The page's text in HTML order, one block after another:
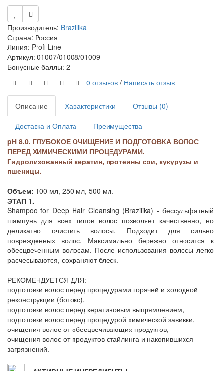
Производитель: Brazilika
Страна: Россия
Линия: Profi Line
Артикул: 01007/01008/01009
Бонусные баллы: 2
0 отзывов / Написать отзыв
Описание Характеристики Отзывы (0)
Доставка и Оплата
Преимущества
pH 8.0. ГЛУБОКОЕ ОЧИЩЕНИЕ И ПОДГОТОВКА ВОЛОС
ПЕРЕД ХИМИЧЕСКИМИ ПРОЦЕДУРАМИ.
Гидролизованный кератин, протеины сои, кукурузы и
пшеницы.
Объем: 100 мл, 250 мл, 500 мл.
ЭТАП 1.
Shampoo for Deep Hair Cleansing (Brazilika) - бессульфатный
шампунь для всех типов волос позволяет качественно, но
деликатно очистить волосы. Подходит для сильно
поврежденных волос. Максимально бережно относится к
обесцвеченным волосам. После использования волосы легко
расчесываются, сохраняют блеск.
РЕКОМЕНДУЕТСЯ ДЛЯ:
подготовки волос перед процедурами горячей и холодной
реконструкции (ботокс),
подготовки волос перед кератиновым выпрямлением,
подготовки волос перед процедурой химической завивки,
очищения волос от обесцвечивающих продуктов,
очищения волос от продуктов стайлинга и накопившихся
загрязнений.